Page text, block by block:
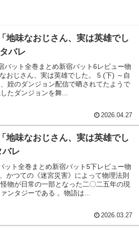
地味なおじさん、実は英雄でし
バレ
バット全巻まとめ新宿バット6レビュー物
おじさん、実は英雄でした。 5 (下) ～自
姪のダンジョン配信で晒されてたようで
たダンジョンを舞...
2026.04.27
地味なおじさん、実は英雄でし
バレ
ット全巻まとめ新宿バット5下レビュー物
かつての《迷宮災害》によって物理法則
物が日常の一部となった二〇二五年の現
ンタジーである 。物語は...
2026.03.27